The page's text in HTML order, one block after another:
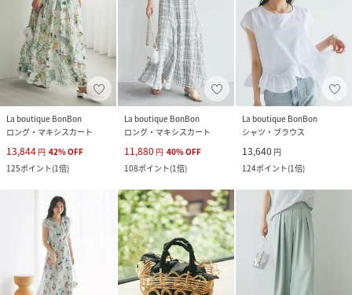
La boutique BonBon
ロング・マキシスカート
13,844 円 42%OFF
125ポイント(1倍)
La boutique BonBon
ロング・マキシスカート
11,880 円 40%OFF
108ポイント(1倍)
La boutique BonBon
シャツ・ブラウス
13,640 円
124ポイント(1倍)